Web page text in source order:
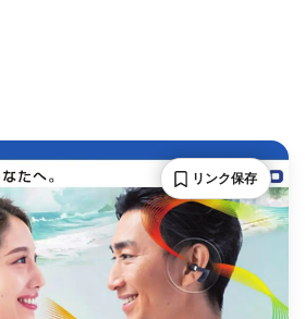
リンク保存